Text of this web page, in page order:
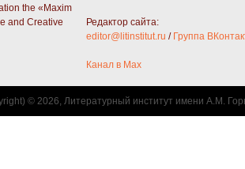
the «Maxim
and Creative
Редактор сайта:
editor@litinstitut.ru / Группа
Канал в Max
© 2026, Литературный институт имени А.М.